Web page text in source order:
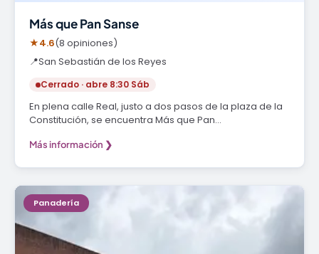
Más que Pan Sanse
★4.6(8 opiniones)
📍San Sebastián de los Reyes
Cerrado · abre 8:30 Sáb
En plena calle Real, justo a dos pasos de la plaza de la
Constitución, se encuentra Más que Pan…
Más información ❯
Panadería